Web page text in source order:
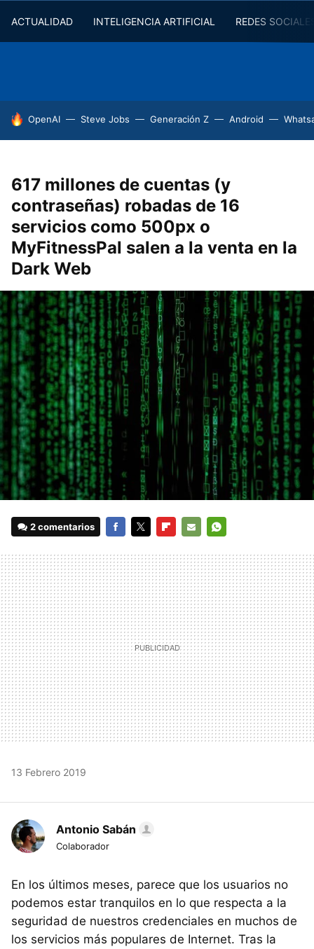
ACTUALIDAD INTELIGENCIA ARTIFICIAL REDES
HOY SE HABLA DE
OpenAI Steve Jobs Generación Z Android
617 millones de cuentas (y
contraseñas) robadas de 16
servicios como 500px o
MyFitnessPal salen a la venta en la
Dark Web
2 comentarios
MAIL
13 Febrero 2019
Antonio Sabán
Colaborador
En los últimos meses, parece que los usuarios no
podemos estar tranquilos en lo que respecta a la
seguridad de nuestros credenciales en muchos de
los servicios más populares de Internet. Tras la